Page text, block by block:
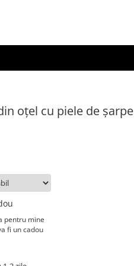
oțel cu piele de șarpe
pentru mine
fi un cadou